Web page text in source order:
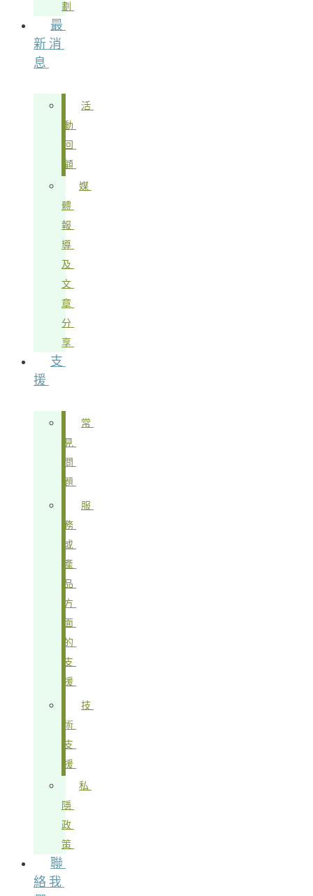
劃
最
新消
息
活
動
回
顧
媒
體
報
導
及
文
章
分
享
支
援
常
見
問
題
服
務
或
產
品
方
面
的
支
援
技
術
支
援
私
隱
政
策
聯
絡我